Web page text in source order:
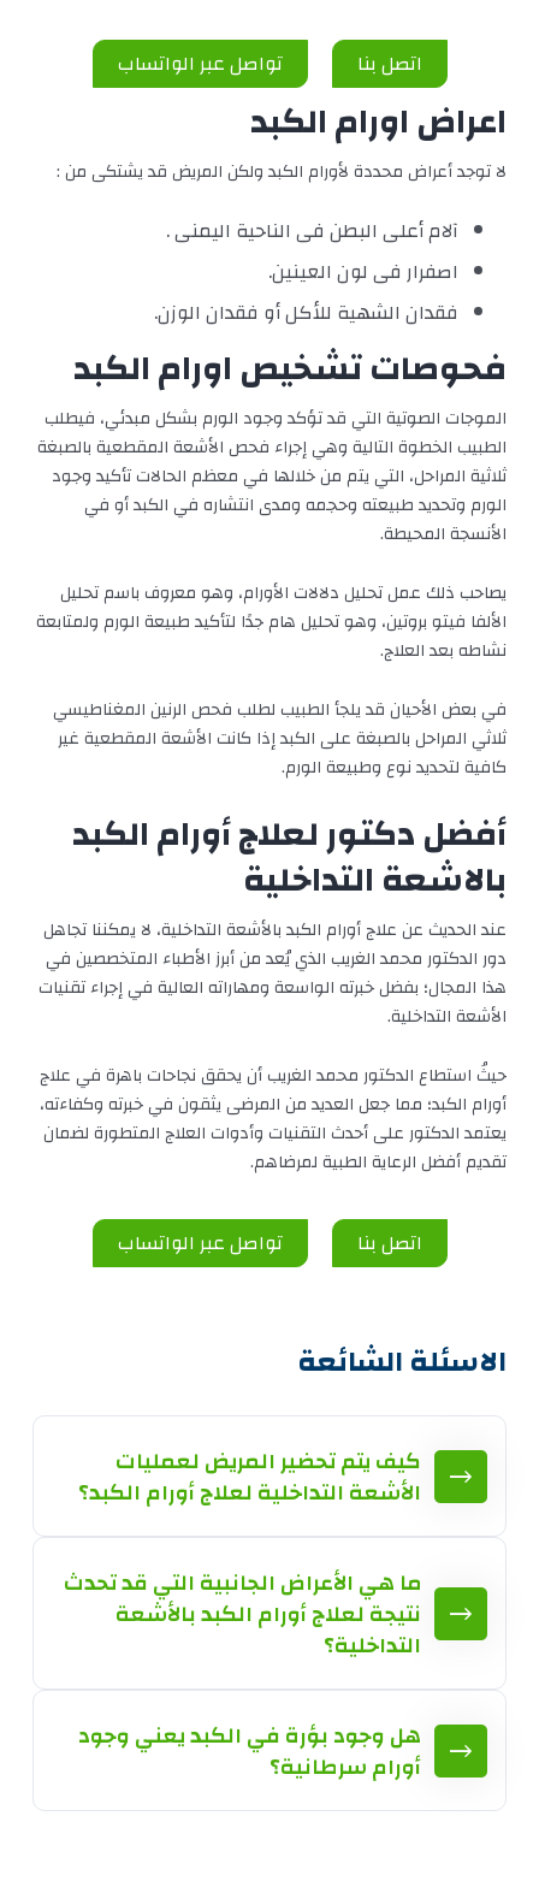
اتصل بنا تواصل عبر الواتساب
اعراض اورام الكبد
لا توجد أعراض محددة لأورام الكبد ولكن المريض قد يشتكى من :
آلام أعلى البطن فى الناحية اليمنى .
اصفرار فى لون العينين.
فقدان الشهية للأكل أو فقدان الوزن.
فحوصات تشخيص اورام الكبد
الموجات الصوتية التي قد تؤكد وجود الورم بشكل مبدئي، فيطلب
الطبيب الخطوة التالية وهي إجراء فحص الأشعة المقطعية بالصبغة
ثلاثية المراحل، التي يتم من خلالها في معظم الحالات تأكيد وجود
الورم وتحديد طبيعته وحجمه ومدى انتشاره في الكبد أو في
الأنسجة المحيطة.
يصاحب ذلك عمل تحليل دلالات الأورام، وهو معروف باسم تحليل
الألفا فيتو بروتين، وهو تحليل هام جدًا لتأكيد طبيعة الورم ولمتابعة
نشاطه بعد العلاج.
في بعض الأحيان قد يلجأ الطبيب لطلب فحص الرنين المغناطيسي
ثلاثي المراحل بالصبغة على الكبد إذا كانت الأشعة المقطعية غير
كافية لتحديد نوع وطبيعة الورم.
أفضل دكتور لعلاج أورام الكبد
بالاشعة التداخلية
عند الحديث عن علاج أورام الكبد بالأشعة التداخلية، لا يمكننا تجاهل
دور الدكتور محمد الغريب الذي يُعد من أبرز الأطباء المتخصصين في
هذا المجال؛ بفضل خبرته الواسعة ومهاراته العالية في إجراء تقنيات
الأشعة التداخلية.
حيثُ استطاع الدكتور محمد الغريب أن يحقق نجاحات باهرة في علاج
أورام الكبد؛ مما جعل العديد من المرضى يثقون في خبرته وكفاءته،
يعتمد الدكتور على أحدث التقنيات وأدوات العلاج المتطورة لضمان
تقديم أفضل الرعاية الطبية لمرضاهم.
اتصل بنا تواصل عبر الواتساب
الاسئلة الشائعة
كيف يتم تحضير المريض لعمليات
الأشعة التداخلية لعلاج أورام الكبد؟
ما هي الأعراض الجانبية التي قد تحدث
نتيجة لعلاج أورام الكبد بالأشعة
التداخلية؟
هل وجود بؤرة في الكبد يعني وجود
أورام سرطانية؟